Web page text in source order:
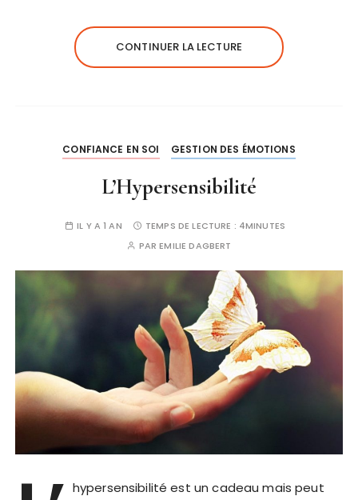
CONTINUER LA LECTURE
CONFIANCE EN SOI GESTION DES ÉMOTIONS
L’Hypersensibilité
IL Y A 1 AN TEMPS DE LECTURE : 4MINUTES
PAREMILIE DAGBERT
hypersensibilité est un cadeau mais peut